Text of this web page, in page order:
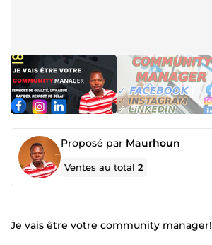
Proposé par Maurhoun
Ventes au total2
Je vais être votre community manager!